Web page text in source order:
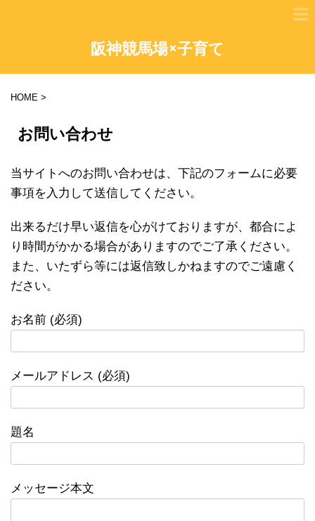
阪神競馬場×子育て
HOME >
お問い合わせ
当サイトへのお問い合わせは、下記のフォームに必要
事項を入力して送信してください。
出来るだけ早い返信を心がけておりますが、都合によ
り時間がかかる場合がありますのでご了承ください。
また、いたずら等には返信致しかねますのでご遠慮く
ださい。
お名前 (必須)
メールアドレス (必須)
題名
メッセージ本文